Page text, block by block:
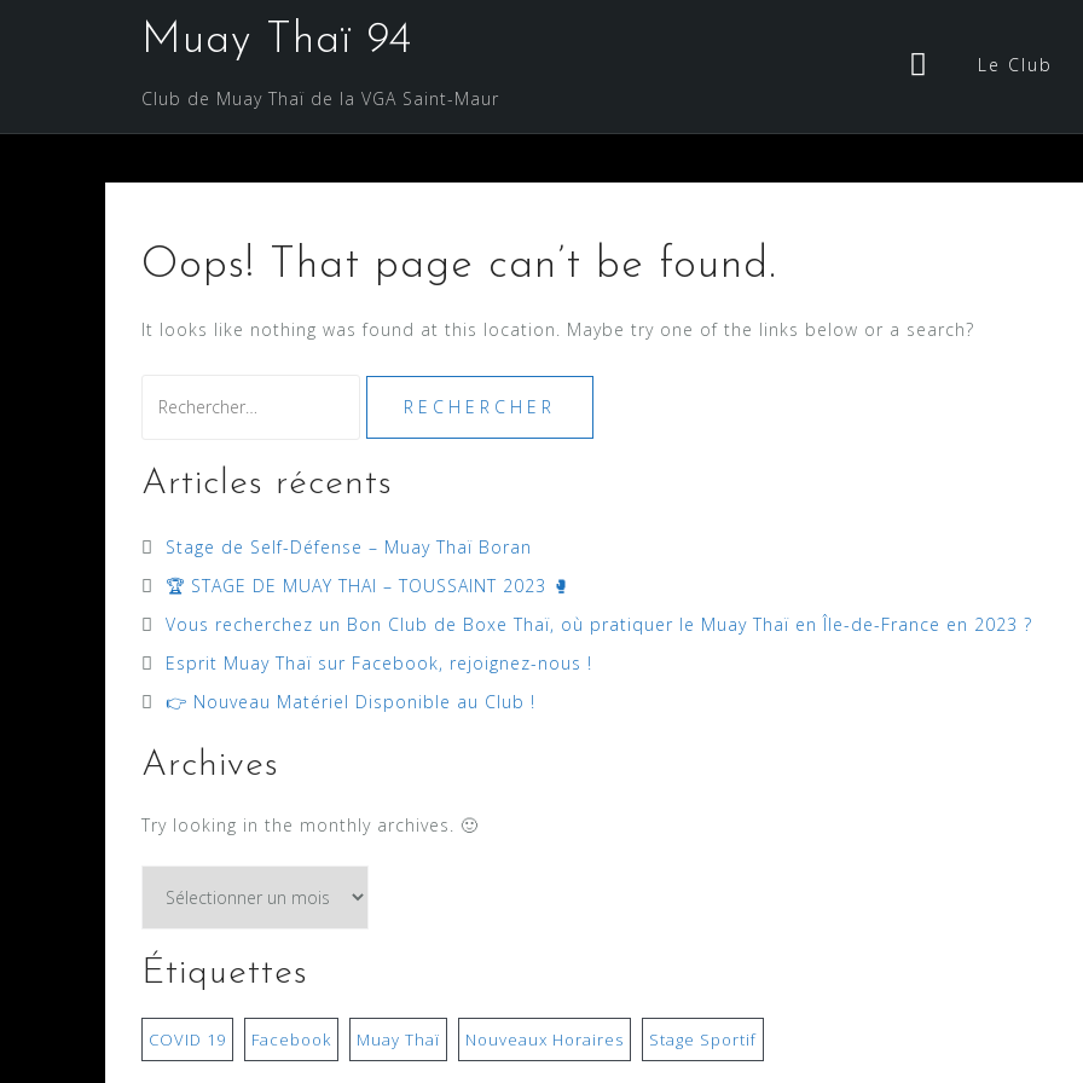
Muay Thaï 94
Club de Muay Thaï de la VGA Saint-Maur
Le Club
Oops! That page can’t be found.
It looks like nothing was found at this location. Maybe try one of the links below or a search?
Articles récents
Stage de Self-Défense – Muay Thaï Boran
🏆 STAGE DE MUAY THAI – TOUSSAINT 2023 🥊
Vous recherchez un Bon Club de Boxe Thaï, où pratiquer le Muay Thaï en Île-de-France en 2023 ?
Esprit Muay Thaï sur Facebook, rejoignez-nous !
👉 Nouveau Matériel Disponible au Club !
Archives
Try looking in the monthly archives. 🙂
Étiquettes
COVID 19 Facebook Muay Thaï Nouveaux Horaires Stage Sportif